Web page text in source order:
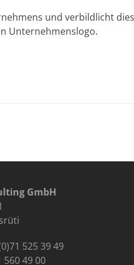
und verbildlicht
Unternehmenslogo.
GmbH
525 39 49
560 49 00